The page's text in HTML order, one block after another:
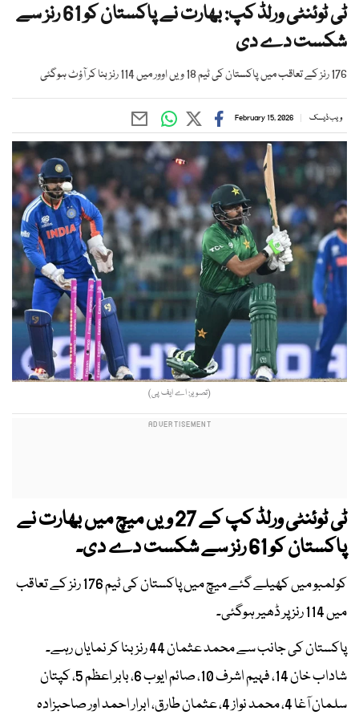
ٹی ٹوئنٹی ورلڈ کپ: بھارت نے پاکستان کو 61 رنز سے
شکست دے دی
176 رنز کے تعاقب میں پاکستان کی ٹیم 18 ویں اوور میں 114 رنز بنا کر آؤٹ ہوگئی
ویب ڈیسک February 15, 2026
(تصویر: اے ایف پی)
ٹی ٹوئنٹی ورلڈ کپ کے 27 ویں میچ میں بھارت نے
پاکستان کو 61 رنز سے شکست دے دی۔
کولمبو میں کھیلے گئے میچ میں پاکستان کی ٹیم 176 رنز کے تعاقب
میں 114 رنز پر ڈھیر ہوگئی۔
پاکستان کی جانب سے محمد عثمان 44 رنز بنا کر نمایاں رہے۔
شاداب خان 14، فہیم اشرف 10، صائم ایوب 6، بابر اعظم 5، کپتان
سلمان آغا 4، محمد نواز 4، عثمان طارق، ابرار احمد اور صاحبزادہ